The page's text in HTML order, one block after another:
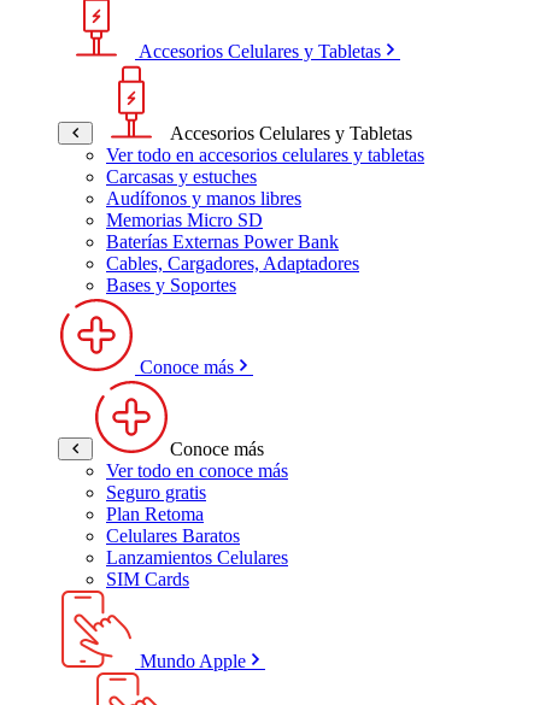
Accesorios Celulares y Tabletas
Accesorios Celulares y Tabletas
Ver todo en accesorios celulares y tabletas
Carcasas y estuches
Audífonos y manos libres
Memorias Micro SD
Baterías Externas Power Bank
Cables, Cargadores, Adaptadores
Bases y Soportes
Conoce más
Conoce más
Ver todo en conoce más
Seguro gratis
Plan Retoma
Celulares Baratos
Lanzamientos Celulares
SIM Cards
Mundo Apple